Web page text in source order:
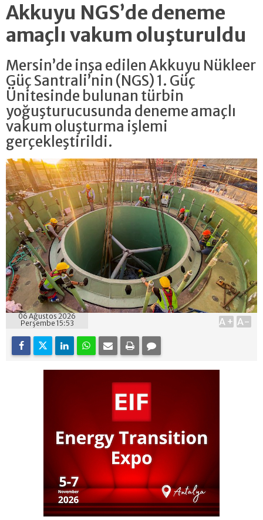
Akkuyu NGS’de deneme
amaçlı vakum oluşturuldu
Mersin’de inşa edilen Akkuyu Nükleer
Güç Santrali’nin (NGS) 1. Güç
Ünitesinde bulunan türbin
yoğuşturucusunda deneme amaçlı
vakum oluşturma işlemi
gerçekleştirildi.
06 Ağustos 2026
Perşembe 15:53
A+ A-